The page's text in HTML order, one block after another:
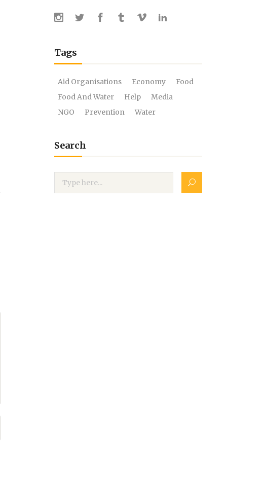
Tags
Aid Organisations Economy
Food
Food And Water
Help
Media
NGO
Prevention Water
Search